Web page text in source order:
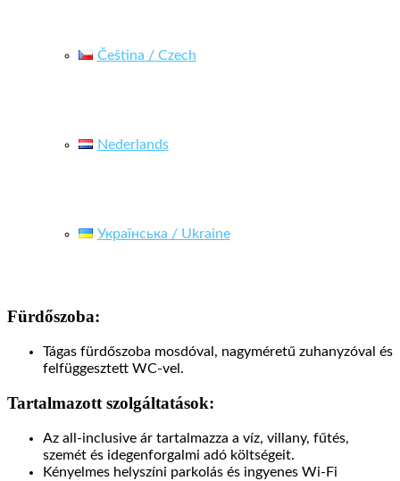
Čeština / Czech
Nederlands
Українська / Ukraine
Fürdőszoba:
Tágas fürdőszoba mosdóval, nagyméretű zuhanyzóval és
felfüggesztett WC-vel.
Tartalmazott szolgáltatások:
Az all-inclusive ár tartalmazza a víz, villany, fűtés,
szemét és idegenforgalmi adó költségeit.
Kényelmes helyszíni parkolás és ingyenes Wi-Fi